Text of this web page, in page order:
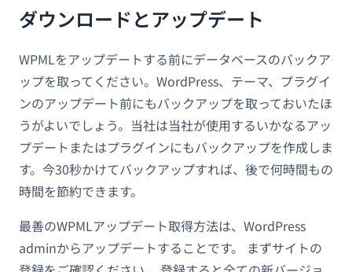
ダウンロードとアップデート
WPMLをアップデートする前にデータベースのバックア
ップを取ってください。WordPress、テーマ、プラグイ
ンのアップデート前にもバックアップを取っておいたほ
うがよいでしょう。当社は当社が使用するいかなるアッ
プデートまたはプラグインにもバックアップを作成しま
す。今30秒かけてバックアップすれば、後で何時間もの
時間を節約できます。
最善のWPMLアップデート取得方法は、WordPress
adminからアップデートすることです。 まずサイトの